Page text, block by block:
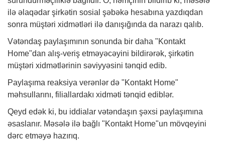
ilə əlaqədar şirkətin sosial şəbəkə hesabına yazdıqdan
sonra müştəri xidmətləri ilə danışığında da narazı qalıb.
Vətəndaş paylaşımının sonunda bir daha "Kontakt
Home"dan alış-veriş etməyəcəyini bildirərək, şirkətin
müştəri xidmətlərinin səviyyəsini tənqid edib.
Paylaşıma reaksiya verənlər də "Kontakt Home"
məhsullarını, filiallardakı xidməti tənqid ediblər.
Qeyd edək ki, bu iddialar vətəndaşın şəxsi paylaşımına
əsaslanır. Məsələ ilə bağlı "Kontakt Home"un mövqeyini
dərc etməyə hazırıq.